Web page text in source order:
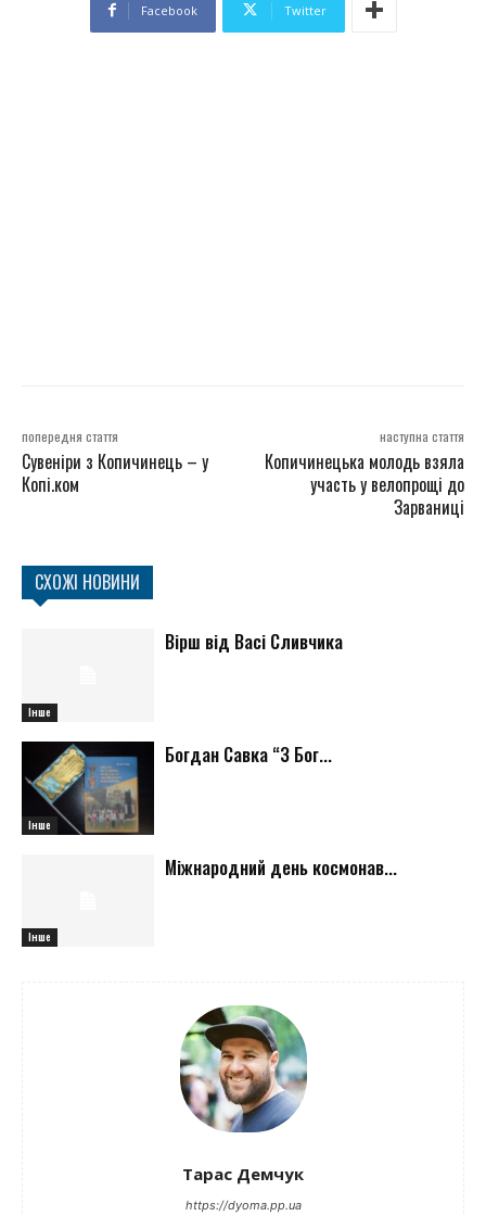
Facebook Twitter
попередня стаття
Сувеніри з Копичинець – у
Копі.ком
наступна стаття
Копичинецька молодь взяла
участь у велопрощі до
Зарваниці
СХОЖІ НОВИНИ
Інше
Вірш від Васі Сливчика
Інше
Богдан Савка “З Бог...
Інше
Міжнародний день космонав...
Тарас Демчук
https://dyoma.pp.ua